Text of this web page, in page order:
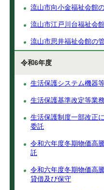
流山市向小金福祉会館
流山市江戸川台福祉会
流山市思井福祉会館の
令和6年度
生活保護システム機器
生活保護基準改定等業
生活保護制度一部改正
委託
令和六年度冬期物価高
託
令和六年度冬期物価高
貸借及び保守